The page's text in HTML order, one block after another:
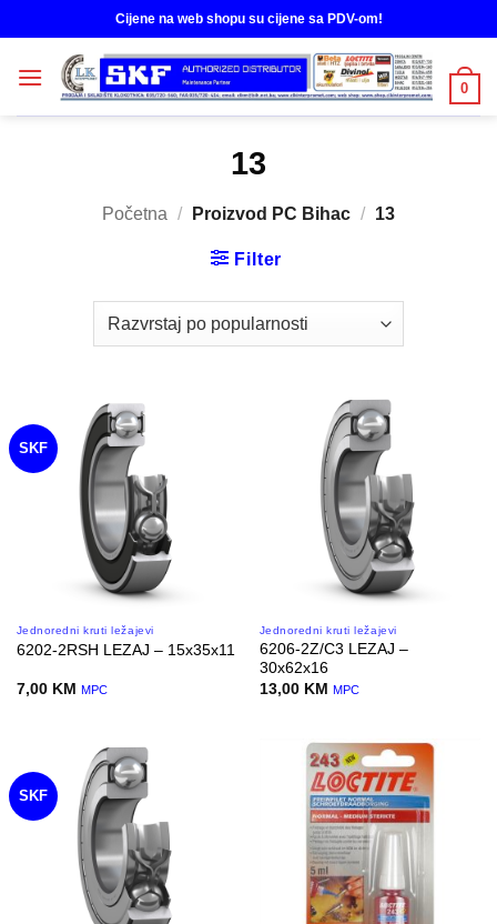
to
content
Cijene na web shopu su cijene sa PDV-om!
0
13
Početna / Proizvod PC Bihac / 13
Filter
SKF
Jednoredni kruti ležajevi
6202-2RSH LEZAJ – 15x35x11
7,00 KM MPC
Jednoredni kruti ležajevi
6206-2Z/C3 LEZAJ –
30x62x16
13,00 KM MPC
SKF